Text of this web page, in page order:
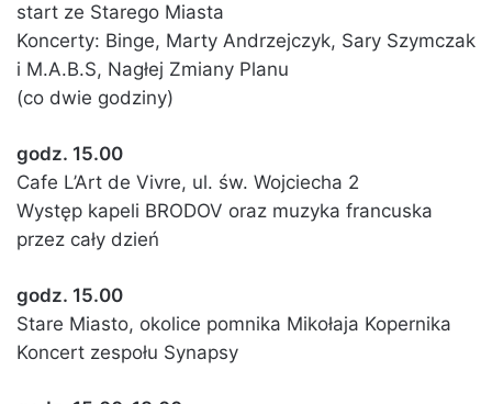
start ze Starego Miasta
Koncerty: Binge, Marty Andrzejczyk, Sary Szymczak
i M.A.B.S, Nagłej Zmiany Planu
(co dwie godziny)
godz. 15.00
Cafe L’Art de Vivre, ul. św. Wojciecha 2
Występ kapeli BRODOV oraz muzyka francuska
przez cały dzień
godz. 15.00
Stare Miasto, okolice pomnika Mikołaja Kopernika
Koncert zespołu Synapsy